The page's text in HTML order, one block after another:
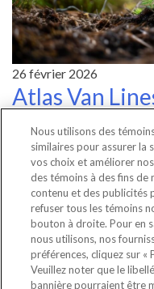
26 février 2026
Atlas Van
renouvelle
Arbres
Lire la suite
Nous utilisons des
similaires pour assurer la
vos choix et améliorer
des témoins à des fins
contenu et des publicités
refuser tous les témoins
bouton à droite. Pour en
nous utilisons, nos
préférences, cliquez sur «
Veuillez noter que le
bannière pourraient être